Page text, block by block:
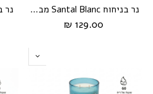
נר בניחוח Santal Blanc מבית Whick
129.00 ₪